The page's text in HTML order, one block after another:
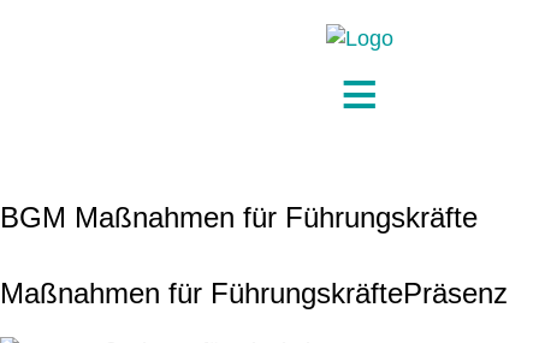
BGM Maßnahmen für Führungskräfte
Maßnahmen für FührungskräftePräsenz